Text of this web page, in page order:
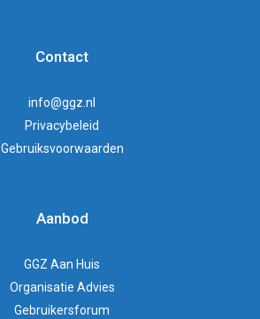
Contact
info@ggz.nl
Privacybeleid
Gebruiksvoorwaarden
Aanbod
GGZ Aan Huis
Organisatie Advies
Gebruikersforum